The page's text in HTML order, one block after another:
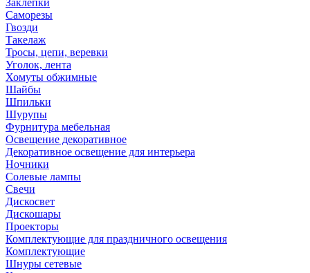
Заклепки
Саморезы
Гвозди
Такелаж
Тросы, цепи, веревки
Уголок, лента
Хомуты обжимные
Шайбы
Шпильки
Шурупы
Фурнитура мебельная
Освещение декоративное
Декоративное освещение для интерьера
Ночники
Солевые лампы
Свечи
Дискосвет
Дискошары
Проекторы
Комплектующие для праздничного освещения
Комплектующие
Шнуры сетевые